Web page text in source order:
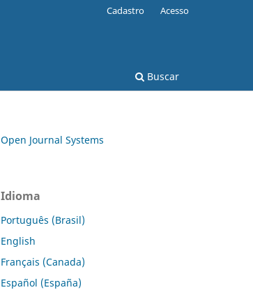
Buscar
Cadastro Acesso
Open Journal Systems
Idioma
Português (Brasil)
English
Français (Canada)
Español (España)